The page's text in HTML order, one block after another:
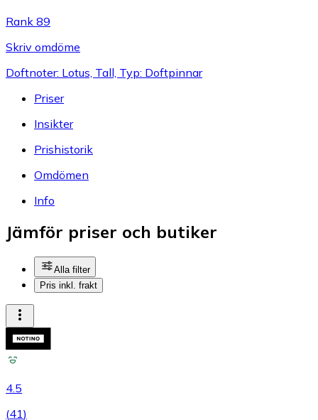
Rank 89
Skriv omdöme
Doftnoter: Lotus, Tall, Typ: Doftpinnar
Priser
Insikter
Prishistorik
Omdömen
Info
Jämför priser och butiker
Alla filter
Pris inkl. frakt
4.5
(41)